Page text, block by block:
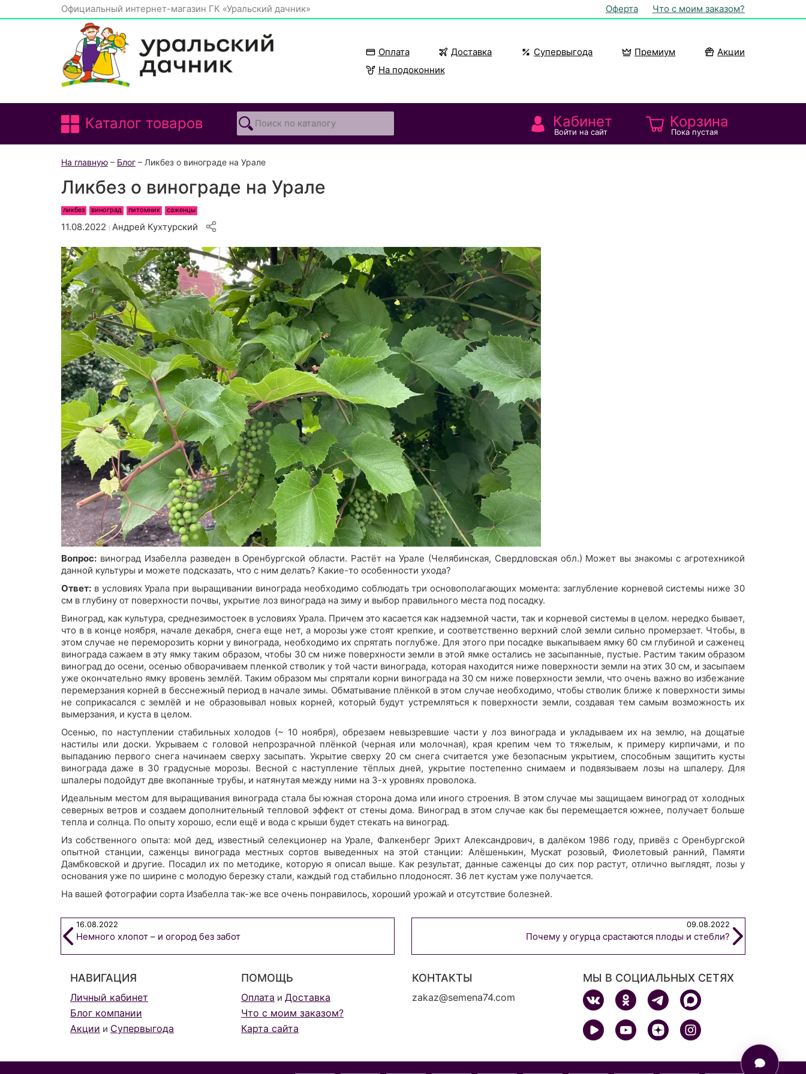
Официальный интернет-магазин ГК «Уральский дачник» Оферта Что с моим заказом?
Оплата Доставка Супервыгода Премиум
Акции
На подоконник
Каталог товаров Кабинет
Войти на сайт
Корзина
Пока пустая
На главную – Блог – Ликбез о винограде на Урале
Ликбез о винограде на Урале
ликбез виноград питомник саженцы
11.08.2022 Андрей Кухтурский
Вопрос: виноград Изабелла разведен в Оренбургской области. Растёт на Урале (Челябинская, Свердловская обл.) Может вы знакомы с агротехникой
данной культуры и можете подсказать, что с ним делать? Какие-то особенности ухода?
Ответ: в условиях Урала при выращивании винограда необходимо соблюдать три основополагающих момента: заглубление корневой системы ниже 30
см в глубину от поверхности почвы, укрытие лоз винограда на зиму и выбор правильного места под посадку.
Виноград, как культура, среднезимостоек в условиях Урала. Причем это касается как надземной части, так и корневой системы в целом. нередко бывает,
что в в конце ноября, начале декабря, снега еще нет, а морозы уже стоят крепкие, и соответственно верхний слой земли сильно промерзает. Чтобы, в
этом случае не переморозить корни у винограда, необходимо их спрятать поглубже. Для этого при посадке выкапываем ямку 60 см глубиной и саженец
винограда сажаем в эту ямку таким образом, чтобы 30 см ниже поверхности земли в этой ямке остались не засыпанные, пустые. Растим таким образом
виноград до осени, осенью обворачиваем пленкой стволик у той части винограда, которая находится ниже поверхности земли на этих 30 см, и засыпаем
уже окончательно ямку вровень землёй. Таким образом мы спрятали корни винограда на 30 см ниже поверхности земли, что очень важно во избежание
перемерзания корней в бесснежный период в начале зимы. Обматывание плёнкой в этом случае необходимо, чтобы стволик ближе к поверхности зимы
не соприкасался с землёй и не образовывал новых корней, который будут устремляться к поверхности земли, создавая тем самым возможность их
вымерзания, и куста в целом.
Осенью, по наступлении стабильных холодов (~ 10 ноября), обрезаем невызревшие части у лоз винограда и укладываем их на землю, на дощатые
настилы или доски. Укрываем с головой непрозрачной плёнкой (черная или молочная), края крепим чем то тяжелым, к примеру кирпичами, и по
выпаданию первого снега начинаем сверху засыпать. Укрытие сверху 20 см снега считается уже безопасным укрытием, способным защитить кусты
винограда даже в 30 градусные морозы. Весной с наступление тёплых дней, укрытие постепенно снимаем и подвязываем лозы на шпалеру. Для
шпалеры подойдут две вкопанные трубы, и натянутая между ними на 3-х уровнях проволока.
Идеальным местом для выращивания винограда стала бы южная сторона дома или иного строения. В этом случае мы защищаем виноград от холодных
северных ветров и создаем дополнительный тепловой эффект от стены дома. Виноград в этом случае как бы перемещается южнее, получает больше
тепла и солнца. По опыту хорошо, если ещё и вода с крыши будет стекать на виноград.
Из собственного опыта: мой дед, известный селекционер на Урале, Фалкенберг Эрихт Александрович, в далёком 1986 году, привёз с Оренбургской
опытной станции, саженцы винограда местных сортов выведенных на этой станции: Алёшенькин, Мускат розовый, Фиолетовый ранний, Памяти
Дамбковской и другие. Посадил их по методике, которую я описал выше. Как результат, данные саженцы до сих пор растут, отлично выглядят, лозы у
основания уже по ширине с молодую березку стали, каждый год стабильно плодоносят. 36 лет кустам уже получается.
На вашей фотографии сорта Изабелла так-же все очень понравилось, хороший урожай и отсутствие болезней.
16.08.2022
Немного хлопот – и огород без забот
09.08.2022
Почему у огурца срастаются плоды и стебли?
НАВИГАЦИЯ
Личный кабинет
Блог компании
Акции и Супервыгода
ПОМОЩЬ
Оплата и Доставка
Что с моим заказом?
Карта сайта
КОНТАКТЫ
zakaz@semena74.com
МЫ В СОЦИАЛЬНЫХ СЕТЯХ